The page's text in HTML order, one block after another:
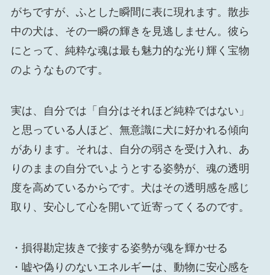
がちですが、ふとした瞬間に表に現れます。散歩
中の犬は、その一瞬の輝きを見逃しません。彼ら
にとって、純粋な魂は最も魅力的な光り輝く宝物
のようなものです。
実は、自分では「自分はそれほど純粋ではない」
と思っている人ほど、無意識に犬に好かれる傾向
があります。それは、自分の弱さを受け入れ、あ
りのままの自分でいようとする姿勢が、魂の透明
度を高めているからです。犬はその透明感を感じ
取り、安心して心を開いて近寄ってくるのです。
・損得勘定抜きで接する姿勢が魂を輝かせる
・嘘や偽りのないエネルギーは、動物に安心感を